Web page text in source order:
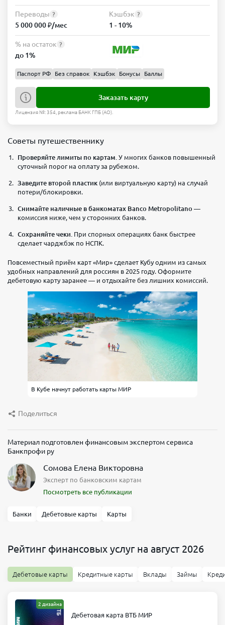
Переводы ?
5 000 000 ₽/мес
Кэшбэк ?
1 - 10%
% на остаток ?
до 1%
Паспорт РФ Без справок Кэшбэк Бонусы Баллы
Заказать карту
Лицензия №: 354, реклама БАНК ГПБ (АО).
Советы путешественнику
Проверяйте лимиты по картам. У многих банков повышенный
суточный порог на оплату за рубежом.
Заведите второй пластик (или виртуальную карту) на случай
потери/блокировки.
Снимайте наличные в банкоматах Banco Metropolitano —
комиссия ниже, чем у сторонних банков.
Сохраняйте чеки. При спорных операциях банк быстрее
сделает чарджбэк по НСПК.
Повсеместный приём карт «Мир» сделает Кубу одним из самых
удобных направлений для россиян в 2025 году. Оформите
дебетовую карту заранее — и отдыхайте без лишних комиссий.
В Кубе начнут работать карты МИР
Поделиться
Материал подготовлен финансовым экспертом сервиса
Банкпрофи ру
Сомова Елена Викторовна
Эксперт по банковским картам
Посмотреть все публикации
Банки Дебетовые карты Карты
Рейтинг финансовых услуг на август 2026
Дебетовые карты Кредитные карты Вклады Займы
2 дизайна
Дебетовая карта ВТБ МИР